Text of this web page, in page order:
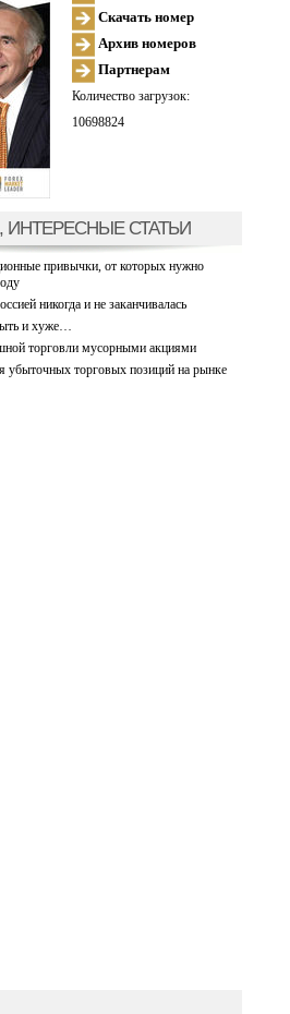
Скачать номер
Архив номеров
Партнерам
Количество загрузок:
10698824
ИНТЕРЕСНЫЕ СТАТЬИ
привычки, от которых нужно
никогда и не заканчивалась
и хуже…
торговли мусорными акциями
убыточных торговых позиций на рынке